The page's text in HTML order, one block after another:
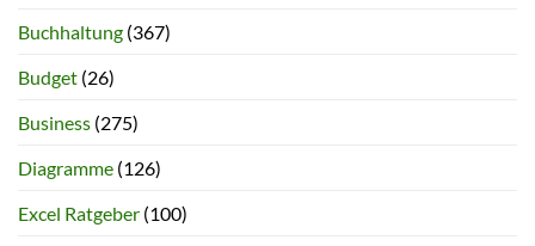
Buchhaltung (367)
Budget (26)
Business (275)
Diagramme (126)
Excel Ratgeber (100)